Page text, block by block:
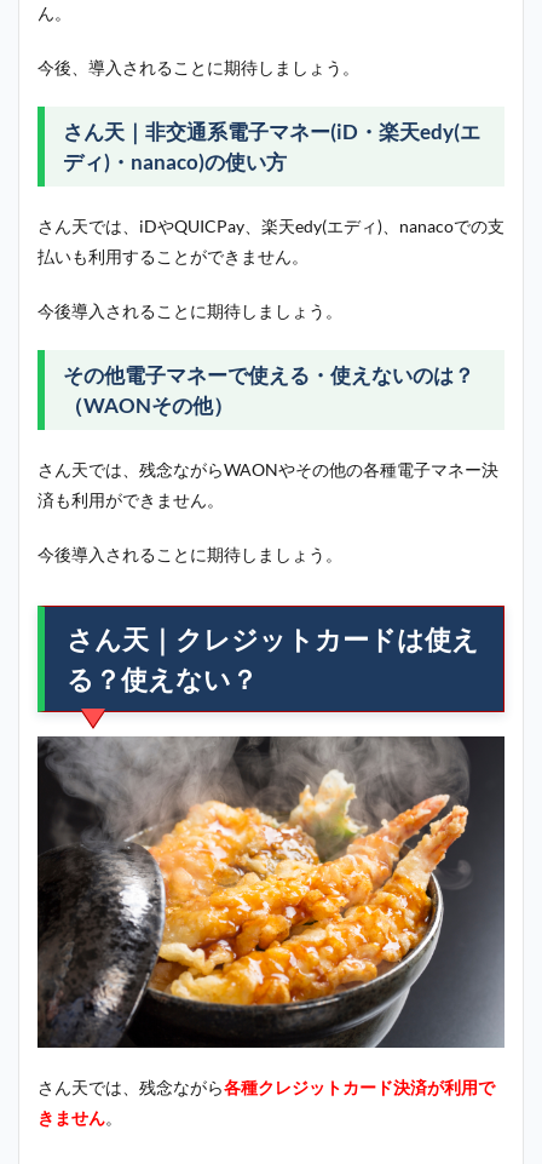
ん。
今後、導入されることに期待しましょう。
さん天｜非交通系電子マネー(iD・楽天edy(エ
ディ)・nanaco)の使い方
さん天では、iDやQUICPay、楽天edy(エディ)、nanacoでの支
払いも利用することができません。
今後導入されることに期待しましょう。
その他電子マネーで使える・使えないのは？
（WAONその他）
さん天では、残念ながらWAONやその他の各種電子マネー決
済も利用ができません。
今後導入されることに期待しましょう。
さん天｜クレジットカードは使え
る？使えない？
さん天では、残念ながら各種クレジットカード決済が利用で
きません。